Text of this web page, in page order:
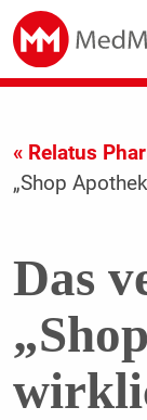
« Relatus
„Shop
Das